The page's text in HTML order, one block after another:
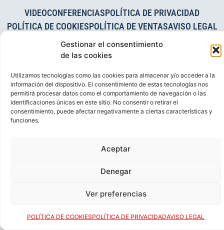
Gestionar el consentimiento
de las cookies
Utilizamos tecnologías como las cookies para almacenar y/o acceder a la
información del dispositivo. El consentimiento de estas tecnologías nos
permitirá procesar datos como el comportamiento de navegación o las
identificaciones únicas en este sitio. No consentir o retirar el
consentimiento, puede afectar negativamente a ciertas características y
funciones.
Aceptar
Denegar
Ver preferencias
POLÍTICA DE COOKIESPOLÍTICA DE PRIVACIDADAVISO LEGAL
VIDEOCONFERENCIASPOLÍTICA DE PRIVACIDAD
POLÍTICA DE COOKIESPOLÍTICA DE VENTASAVISO LEGAL
CONTACTO
DESARROLLADO POR TOOOLS.